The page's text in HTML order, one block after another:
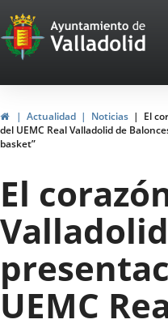
Portal
Web
del
de
Valladolid
HomeActualidad Noticias
El
del UEMC Real Valladolid de
basket”
El
UEMC